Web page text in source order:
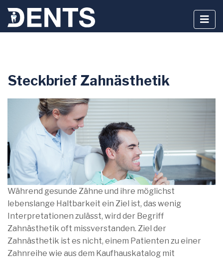
Inhalt
Steckbrief Zahnästhetik
Während gesunde Zähne und ihre möglichst
lebenslange Haltbarkeit ein Ziel ist, das wenig
Interpretationen zulässt, wird der Begriff
Zahnästhetik oft missverstanden. Ziel der
Zahnästhetik ist es nicht, einem Patienten zu einer
Zahnreihe wie aus dem Kaufhauskatalog mit